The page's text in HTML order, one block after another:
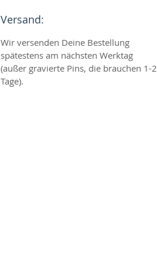
Versand:
Wir versenden Deine Bestellung
spätestens am nächsten Werktag
(außer gravierte Pins, die brauchen 1-2
Tage).